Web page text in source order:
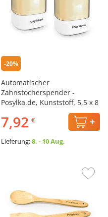
-20%
Automatischer
Zahnstocherspender -
Posylka.de, Kunststoff, 5,5 x 8
7,92 €
Lieferung:8. - 10 Aug.